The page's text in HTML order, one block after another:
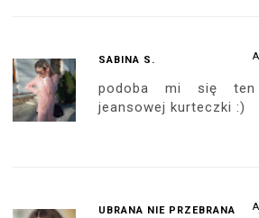
SABINA S.
podoba mi się
jeansowej kurteczki :)
UBRANA NIE PRZEBRANA